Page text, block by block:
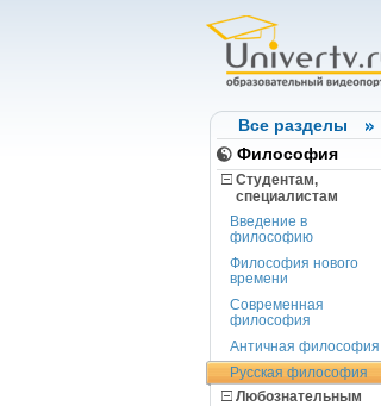
Все разделы
Философия
Студентам,
cпециалистам
Введение в
философию
Философия нового
времени
Современная
философия
Античная философия
Русская философия
Любознательным
Философский консерватизм в России...